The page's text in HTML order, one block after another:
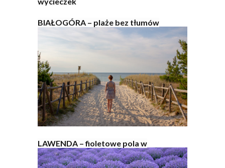
BIAŁOGÓRA – plaże bez tłumów
LAWENDA – fioletowe pola w